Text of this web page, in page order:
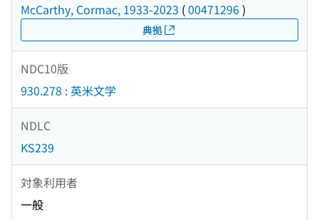
McCarthy, Cormac, 1933-2023 (00471296)
典拠
NDC10版
930.278 : 英米文学
NDLC
KS239
対象利用者
一般